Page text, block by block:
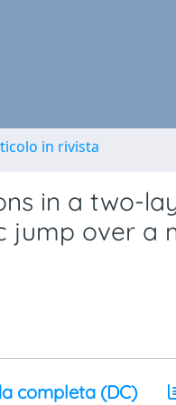
in rivista
in a two-
over a
completa (DC)